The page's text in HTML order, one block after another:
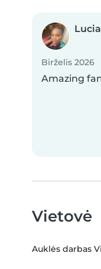
Lucia
Birželis 2026
Amazing
Vietovė
Auklės darbas